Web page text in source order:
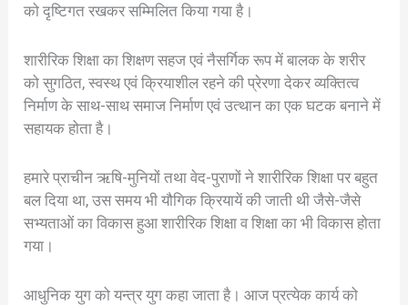
को दृष्टिगत रखकर सम्मिलित किया गया है।
शारीरिक शिक्षा का शिक्षण सहज एवं नैसर्गिक रूप में बालक के शरीर
को सुगठित, स्वस्थ एवं क्रियाशील रहने की प्रेरणा देकर व्यक्तित्व
निर्माण के साथ-साथ समाज निर्माण एवं उत्थान का एक घटक बनाने में
सहायक होता है।
हमारे प्राचीन ऋषि-मुनियों तथा वेद-पुराणों ने शारीरिक शिक्षा पर बहुत
बल दिया था, उस समय भी यौगिक क्रियायें की जाती थी जैसे-जैसे
सभ्यताओं का विकास हुआ शारीरिक शिक्षा व शिक्षा का भी विकास होता
गया।
आधुनिक युग को यन्त्र युग कहा जाता है। आज प्रत्येक कार्य को